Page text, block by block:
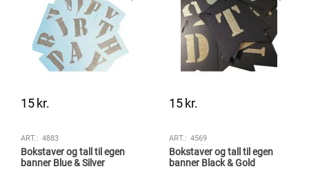
15kr.
ART.: 4883
Bokstaver og tall til egen
banner Blue & Silver
15kr.
ART.: 4569
Bokstaver og tall til egen
banner Black & Gold